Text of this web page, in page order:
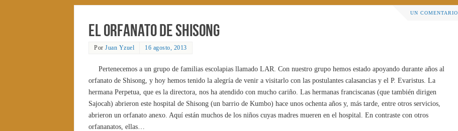
UN COMENTARIO
El orfanato de Shisong
Por Juan Yzuel 16 agosto, 2013
Pertenecemos a un grupo de familias escolapias llamado LAR. Con nuestro grupo hemos estado apoyando durante años al
orfanato de Shisong, y hoy hemos tenido la alegría de venir a visitarlo con las postulantes calasancias y el P. Evaristus. La
hermana Perpetua, que es la directora, nos ha atendido con mucho cariño. Las hermanas franciscanas (que también dirigen
Sajocah) abrieron este hospital de Shisong (un barrio de Kumbo) hace unos ochenta años y, más tarde, entre otros servicios,
abrieron un orfanato anexo. Aquí están muchos de los niños cuyas madres mueren en el hospital. En contraste con otros
orfananatos, ellas…